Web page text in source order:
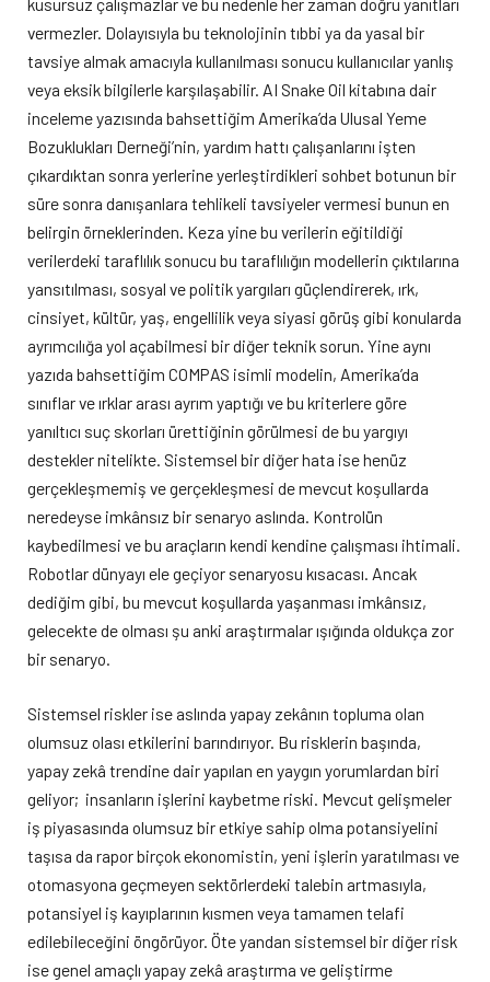
vermezler. Dolayısıyla bu teknolojinin tıbbi ya da yasal bir
tavsiye almak amacıyla kullanılması sonucu kullanıcılar yanlış
veya eksik bilgilerle karşılaşabilir. AI Snake Oil kitabına dair
inceleme yazısında bahsettiğim Amerika’da Ulusal Yeme
Bozuklukları Derneği’nin, yardım hattı çalışanlarını işten
çıkardıktan sonra yerlerine yerleştirdikleri sohbet botunun bir
süre sonra danışanlara tehlikeli tavsiyeler vermesi bunun en
belirgin örneklerinden. Keza yine bu verilerin eğitildiği
verilerdeki taraflılık sonucu bu taraflılığın modellerin çıktılarına
yansıtılması, sosyal ve politik yargıları güçlendirerek, ırk,
cinsiyet, kültür, yaş, engellilik veya siyasi görüş gibi konularda
ayrımcılığa yol açabilmesi bir diğer teknik sorun. Yine aynı
yazıda bahsettiğim COMPAS isimli modelin, Amerika’da
sınıflar ve ırklar arası ayrım yaptığı ve bu kriterlere göre
yanıltıcı suç skorları ürettiğinin görülmesi de bu yargıyı
destekler nitelikte. Sistemsel bir diğer hata ise henüz
gerçekleşmemiş ve gerçekleşmesi de mevcut koşullarda
neredeyse imkânsız bir senaryo aslında. Kontrolün
kaybedilmesi ve bu araçların kendi kendine çalışması ihtimali.
Robotlar dünyayı ele geçiyor senaryosu kısacası. Ancak
dediğim gibi, bu mevcut koşullarda yaşanması imkânsız,
gelecekte de olması şu anki araştırmalar ışığında oldukça zor
bir senaryo.
Sistemsel riskler ise aslında yapay zekânın topluma olan
olumsuz olası etkilerini barındırıyor. Bu risklerin başında,
yapay zekâ trendine dair yapılan en yaygın yorumlardan biri
geliyor; insanların işlerini kaybetme riski. Mevcut gelişmeler
iş piyasasında olumsuz bir etkiye sahip olma potansiyelini
taşısa da rapor birçok ekonomistin, yeni işlerin yaratılması ve
otomasyona geçmeyen sektörlerdeki talebin artmasıyla,
potansiyel iş kayıplarının kısmen veya tamamen telafi
edilebileceğini öngörüyor. Öte yandan sistemsel bir diğer risk
ise genel amaçlı yapay zekâ araştırma ve geliştirme